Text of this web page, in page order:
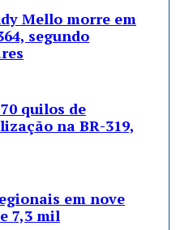
Mello morre em
segundo
quilos de
na BR-319,
em nove
7,3 mil